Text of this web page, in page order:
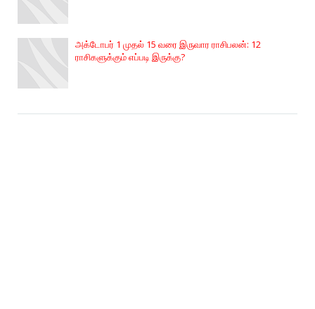
அக்டோபர் 1 முதல் 15 வரை இருவார ராசிபலன்: 12
ராசிகளுக்கும் எப்படி இருக்கு?